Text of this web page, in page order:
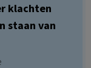
klachten
staan van